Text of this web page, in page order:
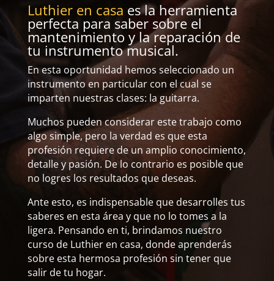
Luthier en casa es la herramienta
perfecta para saber sobre el
mantenimiento y la reparación de
tu instrumento musical.
En esta oportunidad hemos seleccionado un
instrumento en particular con el cual se
imparten nuestras clases: la guitarra.
Muchos pueden considerar este trabajo como
algo simple, pero la verdad es que esta
profesión requiere de un amplio conocimiento,
detalle y pasión. De lo contrario es posible que
no logres los resultados que deseas.
Ante esto, es indispensable que desarrolles tus
saberes en esta área y que no lo tomes a la
ligera. Pensando en ti, brindamos nuestro
curso de Luthier en casa, donde aprenderás
sobre esta hermosa profesión sin tener que
salir de tu hogar.